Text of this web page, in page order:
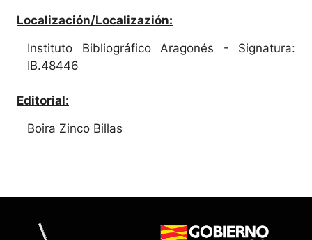
Localización/Localizazión:
Instituto Bibliográfico Aragonés - Signatura:
IB.48446
Editorial:
Boira Zinco Billas